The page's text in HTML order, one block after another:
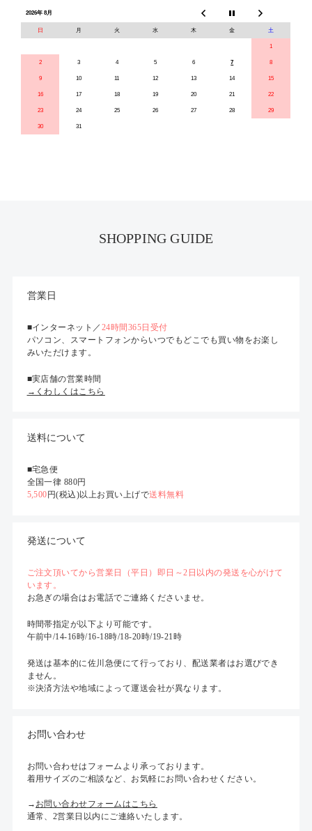
2026年 8月
日 月 火 水 木 金 土
1
2 3 4 5 6 7 8
9 10 11 12 13 14 15
16 17 18 19 20 21 22
23 24 25 26 27 28 29
30 31
SHOPPING GUIDE
営業日
■インターネット／ 24時間365日受付
パソコン、スマートフォンからいつでもどこでも買い物をお楽し
みいただけます。
■実店舗の営業時間
→くわしくはこちら
送料について
■宅急便
全国一律 880円
5,500 円(税込)以上お買い上げで送料無料
発送について
ご注文頂いてから営業日（平日）即日～2日以内の発送を心がけて
います。
お急ぎの場合はお電話でご連絡くださいませ。
時間帯指定が以下より可能です。
午前中/14-16時/16-18時/18-20時/19-21時
発送は基本的に佐川急便にて行っており、配送業者はお選びでき
ません。
※決済方法や地域によって運送会社が異なります。
お問い合わせ
お問い合わせはフォームより承っております。
着用サイズのご相談など、お気軽にお問い合わせください。
→ お問い合わせフォームはこちら
通常、2営業日以内にご連絡いたします。